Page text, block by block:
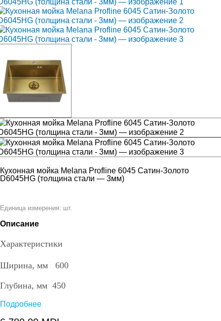
Кухонная мойка Melana Profline 6045 Сатин-Золото
D6045HG (толщина стали — 3мм)
Единица измерения: шт.
Описание
Характеристики
Ширина, мм 600
Глубина, мм 450
Высота, мм 220
Подробнее